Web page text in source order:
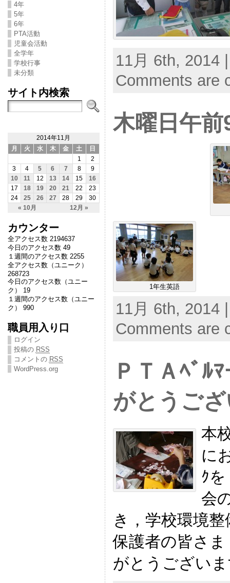
4年
5年
6年
PTA活動
児童会活動
全学年
学校行事
未分類
サイト内検索
2014年11月
月
火 水 木 金 土 日
« 10月 12月 »
1
2
3
4 5 6 7 8
9
10
11 12 13 14 15
16
17
18 19 20 21 22
23
24
25 26 27 28 29 30
カウンター
全アクセス数 2194637
今日のアクセス数 49
１週間のアクセス数 2255
全アクセス数（ユニーク）
268723
今日のアクセス数（ユニー
ク） 19
１週間のアクセス数（ユニー
ク） 990
職員用入り口
ログイン
投稿の RSS
コメントの RSS
WordPress.org
11月 6th, 2014
Comments are
木曜日午前
1年生英語
11月 6th, 2014
Comments are
ＰＴＡﾍﾞﾙ
がとうご
本
に
ｸ
会
き，学校環境
保護者の皆さ
がとうござい